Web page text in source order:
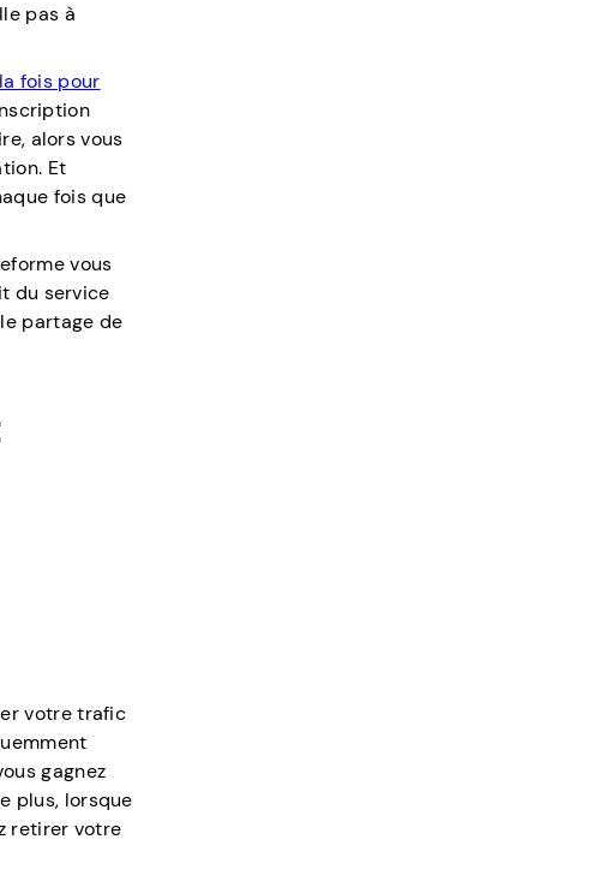
pas à
fois pour
alors vous
Et
fois que
vous
du service
partage de
votre trafic
gagnez
plus, lorsque
retirer votre